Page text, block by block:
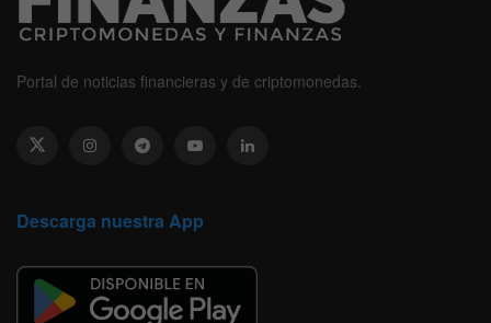
Portal de noticias financieras y de criptomonedas.
Descarga nuestra App